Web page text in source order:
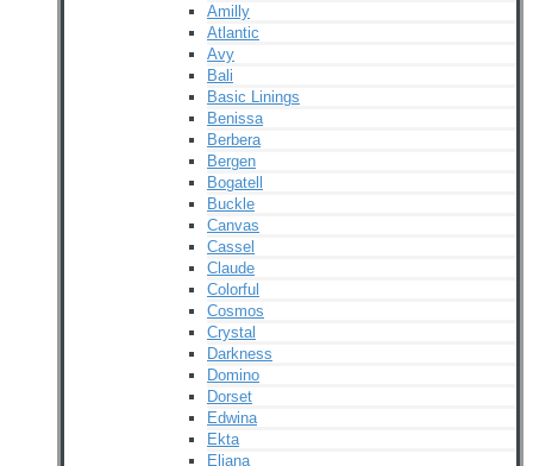
Amilly
Atlantic
Avy
Bali
Basic Linings
Benissa
Berbera
Bergen
Bogatell
Buckle
Canvas
Cassel
Claude
Colorful
Cosmos
Crystal
Darkness
Domino
Dorset
Edwina
Ekta
Eliana